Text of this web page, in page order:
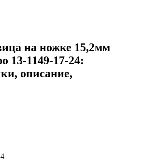
на ножке 15,2мм
13-1149-17-24:
описание,